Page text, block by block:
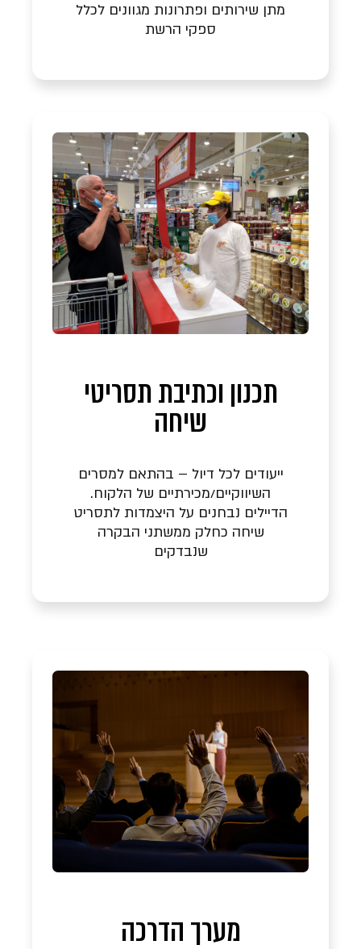
מתן שירותים ופתרונות מגוונים לכלל
ספקי הרשת
תכנון וכתיבת תסריטי
שיחה
ייעודים לכל דיול – בהתאם למסרים
השיווקיים/מכירתיים של הלקוח.
הדיילים נבחנים על היצמדות לתסריט
שיחה כחלק ממשתני הבקרה
שנבדקים
מערך הדרכה